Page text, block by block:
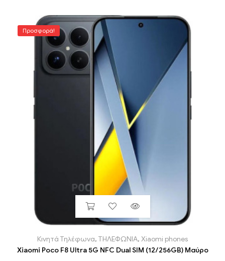
Προσφορά!
Κινητά Τηλέφωνα, ΤΗΛΕΦΩΝΙΑ, Xiaomi phones
Xiaomi Poco F8 Ultra 5G NFC Dual SIM (12/256GB) Μαύρο